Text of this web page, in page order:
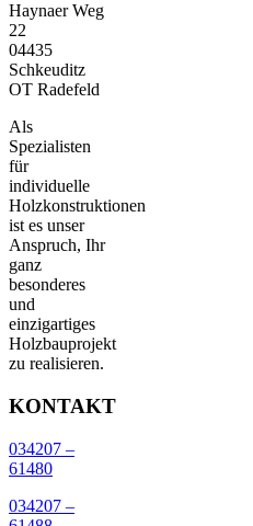
Haynaer Weg
22
04435
Schkeuditz
OT Radefeld
Als
Spezialisten
für
individuelle
Holzkonstruktionen
ist es unser
Anspruch, Ihr
ganz
besonderes
und
einzigartiges
Holzbauprojekt
zu realisieren.
KONTAKT
034207 –
61480
034207 –